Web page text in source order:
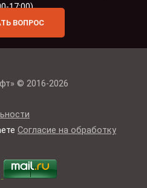
17:00)
ВОПРОС
© 2016-2026
Согласие на обработку